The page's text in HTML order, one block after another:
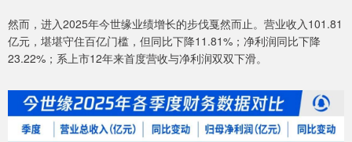
然而，进入2025年今世缘业绩增长的步伐戛然而止。营业收入101.81
亿元，堪堪守住百亿门槛，但同比下降11.81%；净利润同比下降
23.22%；系上市12年来首度营收与净利润双双下滑。